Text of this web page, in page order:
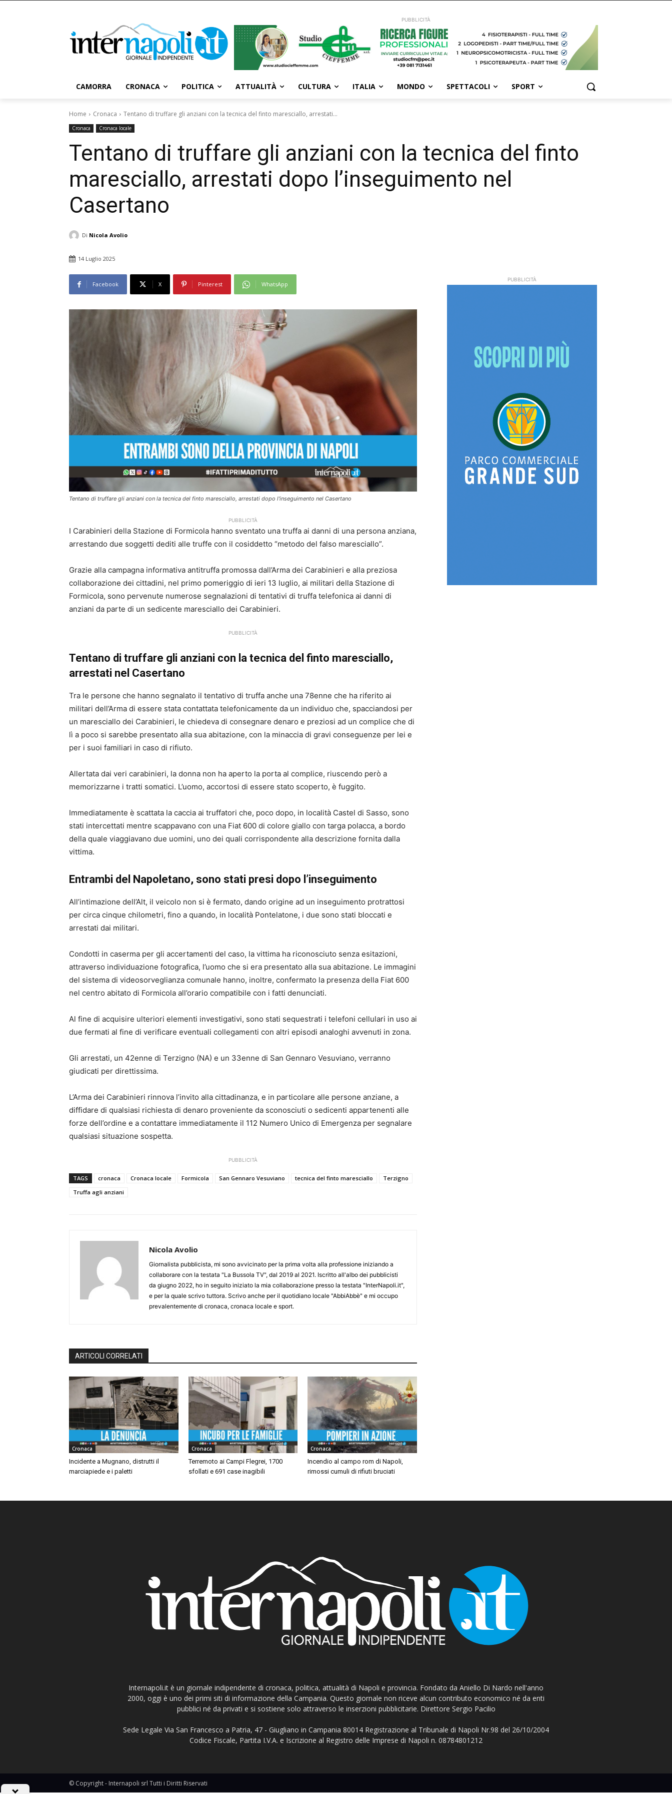
PUBBLICITÀ
CAMORRA CRONACA POLITICA ATTUALITÀ CULTURA ITALIA MONDO SPETTACOLI SPORT
Home Cronaca Tentano di truffare gli anziani con la tecnica del finto maresciallo, arrestati...
Cronaca Cronaca locale
Tentano di truffare gli anziani con la tecnica del finto
maresciallo, arrestati dopo l’inseguimento nel
Casertano
Di Nicola Avolio
14 Luglio 2025
Facebook X Pinterest WhatsApp
Tentano di truffare gli anziani con la tecnica del finto maresciallo, arrestati dopo l'inseguimento nel Casertano
PUBBLICITÀ
I Carabinieri della Stazione di Formicola hanno sventato una truffa ai danni di una persona anziana,
arrestando due soggetti dediti alle truffe con il cosiddetto “metodo del falso maresciallo”.
Grazie alla campagna informativa antitruffa promossa dall’Arma dei Carabinieri e alla preziosa
collaborazione dei cittadini, nel primo pomeriggio di ieri 13 luglio, ai militari della Stazione di
Formicola, sono pervenute numerose segnalazioni di tentativi di truffa telefonica ai danni di
anziani da parte di un sedicente maresciallo dei Carabinieri.
PUBBLICITÀ
Tentano di truffare gli anziani con la tecnica del finto maresciallo,
arrestati nel Casertano
Tra le persone che hanno segnalato il tentativo di truffa anche una 78enne che ha riferito ai
militari dell’Arma di essere stata contattata telefonicamente da un individuo che, spacciandosi per
un maresciallo dei Carabinieri, le chiedeva di consegnare denaro e preziosi ad un complice che di
lì a poco si sarebbe presentato alla sua abitazione, con la minaccia di gravi conseguenze per lei e
per i suoi familiari in caso di rifiuto.
Allertata dai veri carabinieri, la donna non ha aperto la porta al complice, riuscendo però a
memorizzarne i tratti somatici. L’uomo, accortosi di essere stato scoperto, è fuggito.
Immediatamente è scattata la caccia ai truffatori che, poco dopo, in località Castel di Sasso, sono
stati intercettati mentre scappavano con una Fiat 600 di colore giallo con targa polacca, a bordo
della quale viaggiavano due uomini, uno dei quali corrispondente alla descrizione fornita dalla
vittima.
Entrambi del Napoletano, sono stati presi dopo l’inseguimento
All’intimazione dell’Alt, il veicolo non si è fermato, dando origine ad un inseguimento protrattosi
per circa cinque chilometri, fino a quando, in località Pontelatone, i due sono stati bloccati e
arrestati dai militari.
Condotti in caserma per gli accertamenti del caso, la vittima ha riconosciuto senza esitazioni,
attraverso individuazione fotografica, l’uomo che si era presentato alla sua abitazione. Le immagini
del sistema di videosorveglianza comunale hanno, inoltre, confermato la presenza della Fiat 600
nel centro abitato di Formicola all’orario compatibile con i fatti denunciati.
Al fine di acquisire ulteriori elementi investigativi, sono stati sequestrati i telefoni cellulari in uso ai
due fermati al fine di verificare eventuali collegamenti con altri episodi analoghi avvenuti in zona.
Gli arrestati, un 42enne di Terzigno (NA) e un 33enne di San Gennaro Vesuviano, verranno
giudicati per direttissima.
L’Arma dei Carabinieri rinnova l’invito alla cittadinanza, e in particolare alle persone anziane, a
diffidare di qualsiasi richiesta di denaro proveniente da sconosciuti o sedicenti appartenenti alle
forze dell’ordine e a contattare immediatamente il 112 Numero Unico di Emergenza per segnalare
qualsiasi situazione sospetta.
PUBBLICITÀ
TAGS cronaca Cronaca locale Formicola San Gennaro Vesuviano tecnica del finto maresciallo
Terzigno
Truffa agli anziani
Nicola Avolio
Giornalista pubblicista, mi sono avvicinato per la prima volta alla professione iniziando a
collaborare con la testata "La Bussola TV", dal 2019 al 2021. Iscritto all'albo dei pubblicisti
da giugno 2022, ho in seguito iniziato la mia collaborazione presso la testata "InterNapoli.it",
e per la quale scrivo tuttora. Scrivo anche per il quotidiano locale "AbbiAbbè" e mi occupo
prevalentemente di cronaca, cronaca locale e sport.
ARTICOLI CORRELATI
Cronaca
Incidente a Mugnano, distrutti il
marciapiede e i paletti
Cronaca
Terremoto ai Campi Flegrei, 1700
sfollati e 691 case inagibili
Cronaca
Incendio al campo rom di Napoli,
rimossi cumuli di rifiuti bruciati
PUBBLICITÀ
Internapoli.it è un giornale indipendente di cronaca, politica, attualità di Napoli e provincia. Fondato da Aniello Di Nardo nell'anno
2000, oggi è uno dei primi siti di informazione della Campania. Questo giornale non riceve alcun contributo economico né da enti
pubblici né da privati e si sostiene solo attraverso le inserzioni pubblicitarie. Direttore Sergio Pacilio
Sede Legale Via San Francesco a Patria, 47 - Giugliano in Campania 80014 Registrazione al Tribunale di Napoli Nr.98 del 26/10/2004
Codice Fiscale, Partita I.V.A. e Iscrizione al Registro delle Imprese di Napoli n. 08784801212
© Copyright - Internapoli srl Tutti i Diritti Riservati